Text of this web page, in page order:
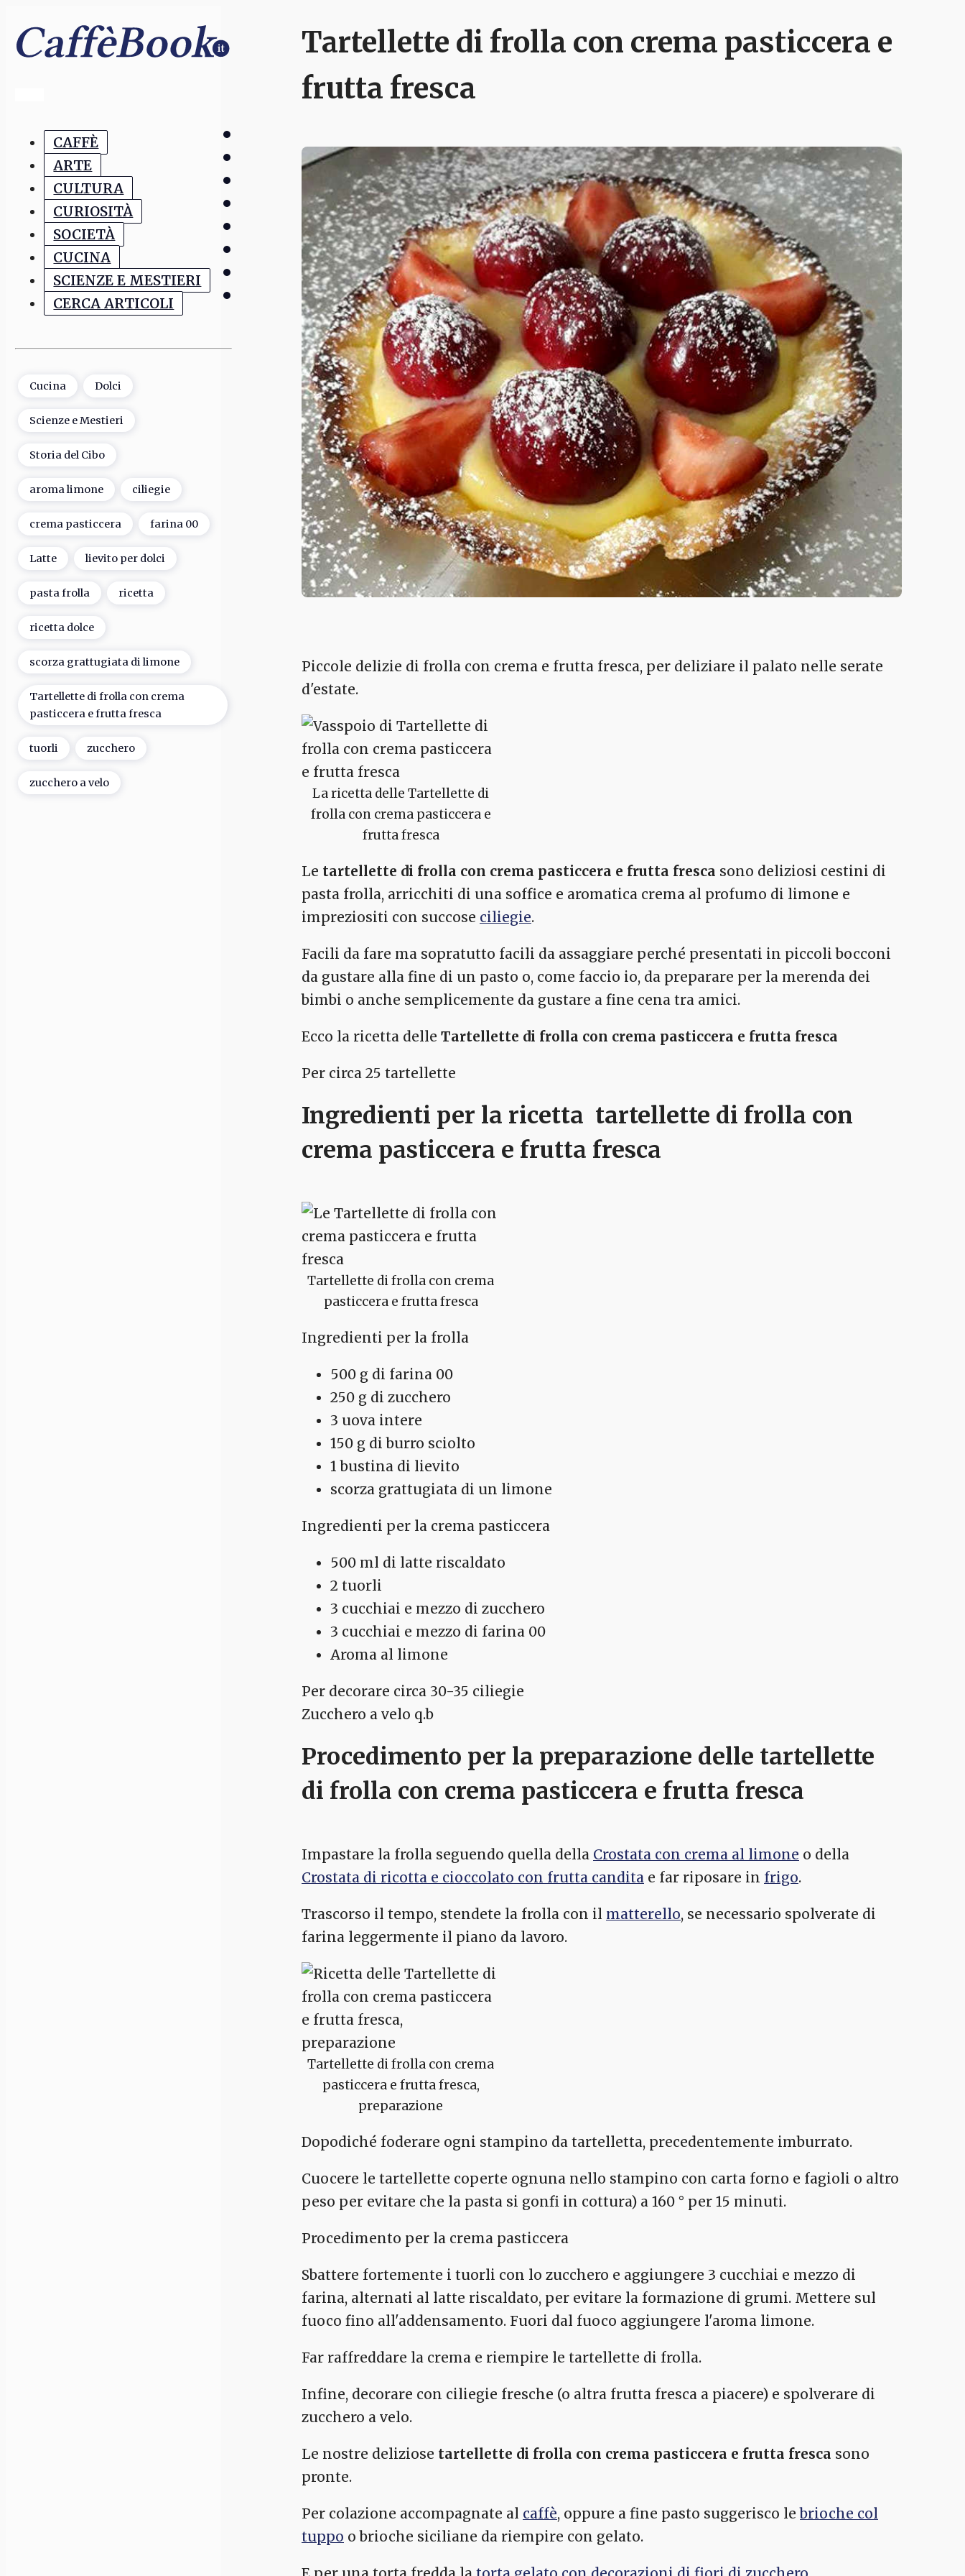
CAFFÈ
ARTE
CULTURA
CURIOSITÀ
SOCIETÀ
CUCINA
SCIENZE E MESTIERI
CERCA ARTICOLI
Cucina Dolci
Scienze e Mestieri
Storia del Cibo
aroma limone ciliegie
crema pasticcera farina 00
Latte lievito per dolci
pasta frolla ricetta
ricetta dolce
scorza grattugiata di limone
Tartellette di frolla con crema
pasticcera e frutta fresca
tuorli zucchero
zucchero a velo
Tartellette di frolla con crema pasticcera e
frutta fresca
Piccole delizie di frolla con crema e frutta fresca, per deliziare il palato nelle serate
d'estate.
La ricetta delle Tartellette di
frolla con crema pasticcera e
frutta fresca
Le tartellette di frolla con crema pasticcera e frutta fresca sono deliziosi cestini di
pasta frolla, arricchiti di una soffice e aromatica crema al profumo di limone e
impreziositi con succose ciliegie.
Facili da fare ma sopratutto facili da assaggiare perché presentati in piccoli bocconi
da gustare alla fine di un pasto o, come faccio io, da preparare per la merenda dei
bimbi o anche semplicemente da gustare a fine cena tra amici.
Ecco la ricetta delle Tartellette di frolla con crema pasticcera e frutta fresca
Per circa 25 tartellette
Ingredienti per la ricetta tartellette di frolla con
crema pasticcera e frutta fresca
Tartellette di frolla con crema
pasticcera e frutta fresca
Ingredienti per la frolla
500 g di farina 00
250 g di zucchero
3 uova intere
150 g di burro sciolto
1 bustina di lievito
scorza grattugiata di un limone
Ingredienti per la crema pasticcera
500 ml di latte riscaldato
2 tuorli
3 cucchiai e mezzo di zucchero
3 cucchiai e mezzo di farina 00
Aroma al limone
Per decorare circa 30-35 ciliegie
Zucchero a velo q.b
Procedimento per la preparazione delle tartellette
di frolla con crema pasticcera e frutta fresca
Impastare la frolla seguendo quella della Crostata con crema al limone o della
Crostata di ricotta e cioccolato con frutta candita e far riposare in frigo.
Trascorso il tempo, stendete la frolla con il matterello, se necessario spolverate di
farina leggermente il piano da lavoro.
Tartellette di frolla con crema
pasticcera e frutta fresca,
preparazione
Dopodiché foderare ogni stampino da tartelletta, precedentemente imburrato.
Cuocere le tartellette coperte ognuna nello stampino con carta forno e fagioli o altro
peso per evitare che la pasta si gonfi in cottura) a 160 ° per 15 minuti.
Procedimento per la crema pasticcera
Sbattere fortemente i tuorli con lo zucchero e aggiungere 3 cucchiai e mezzo di
farina, alternati al latte riscaldato, per evitare la formazione di grumi. Mettere sul
fuoco fino all'addensamento. Fuori dal fuoco aggiungere l'aroma limone.
Far raffreddare la crema e riempire le tartellette di frolla.
Infine, decorare con ciliegie fresche (o altra frutta fresca a piacere) e spolverare di
zucchero a velo.
Le nostre deliziose tartellette di frolla con crema pasticcera e frutta fresca sono
pronte.
Per colazione accompagnate al caffè, oppure a fine pasto suggerisco lebrioche col
tuppo o brioche siciliane da riempire con gelato.